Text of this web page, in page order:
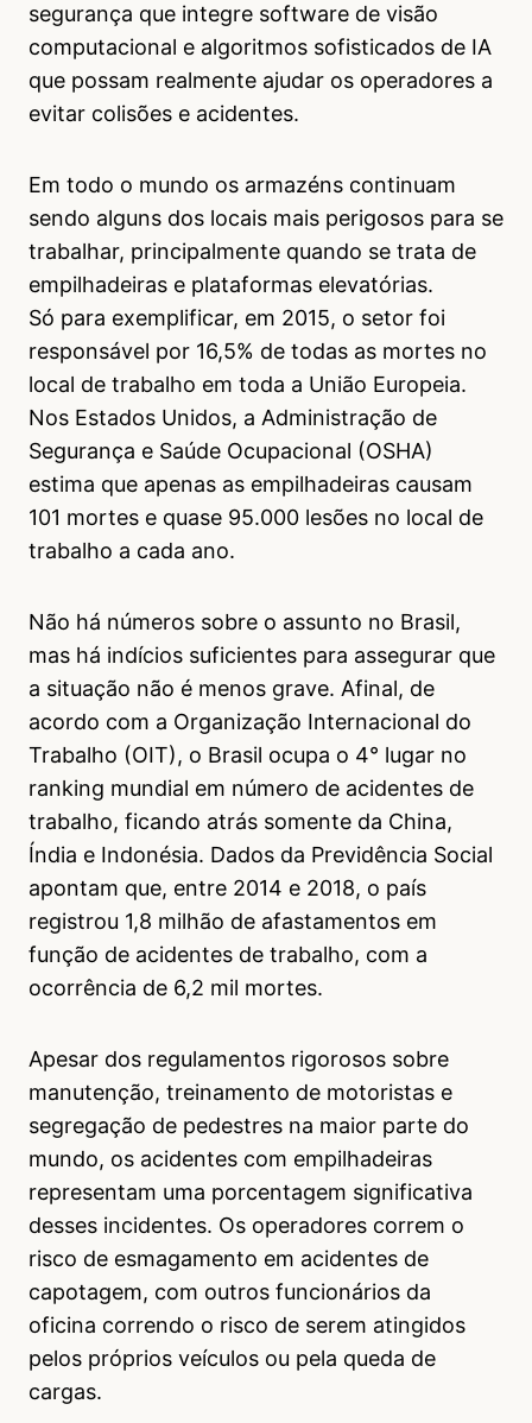
segurança que integre software de visão
computacional e algoritmos sofisticados de IA
que possam realmente ajudar os operadores a
evitar colisões e acidentes.
Em todo o mundo os armazéns continuam
sendo alguns dos locais mais perigosos para se
trabalhar, principalmente quando se trata de
empilhadeiras e plataformas elevatórias.
Só para exemplificar, em 2015, o setor foi
responsável por 16,5% de todas as mortes no
local de trabalho em toda a União Europeia.
Nos Estados Unidos, a Administração de
Segurança e Saúde Ocupacional (OSHA)
estima que apenas as empilhadeiras causam
101 mortes e quase 95.000 lesões no local de
trabalho a cada ano.
Não há números sobre o assunto no Brasil,
mas há indícios suficientes para assegurar que
a situação não é menos grave. Afinal, de
acordo com a Organização Internacional do
Trabalho (OIT), o Brasil ocupa o 4° lugar no
ranking mundial em número de acidentes de
trabalho, ficando atrás somente da China,
Índia e Indonésia. Dados da Previdência Social
apontam que, entre 2014 e 2018, o país
registrou 1,8 milhão de afastamentos em
função de acidentes de trabalho, com a
ocorrência de 6,2 mil mortes.
Apesar dos regulamentos rigorosos sobre
manutenção, treinamento de motoristas e
segregação de pedestres na maior parte do
mundo, os acidentes com empilhadeiras
representam uma porcentagem significativa
desses incidentes. Os operadores correm o
risco de esmagamento em acidentes de
capotagem, com outros funcionários da
oficina correndo o risco de serem atingidos
pelos próprios veículos ou pela queda de
cargas.